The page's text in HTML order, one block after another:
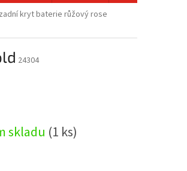
kryt baterie růžový rose
24304
skladu (1 ks)